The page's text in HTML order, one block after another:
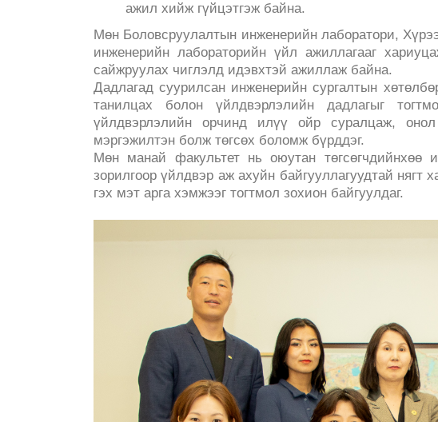
ажил хийж гүйцэтгэж байна.
Мөн Боловсруулалтын инженерийн лаборатори,
инженерийн лабораторийн үйл ажиллагааг
сайжруулах чиглэлд идэвхтэй ажиллаж байна.
Дадлагад суурилсан инженерийн сургалтын
танилцах болон үйлдвэрлэлийн дадлагыг
үйлдвэрлэлийн орчинд илүү ойр суралцаж,
мэргэжилтэн болж төгсөх боломж бүрддэг.
Мөн манай факультет нь оюутан төгсөгчдийнхөө
зорилгоор үйлдвэр аж ахуйн байгууллагуудтай нягт
гэх мэт арга хэмжээг тогтмол зохион байгуулдаг.